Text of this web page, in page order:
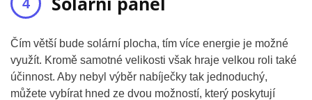
Čím větší bude solární plocha, tím více energie je možné
využít. Kromě samotné velikosti však hraje velkou roli také
účinnost. Aby nebyl výběr nabíječky tak jednoduchý,
můžete vybírat hned ze dvou možností, který poskytují